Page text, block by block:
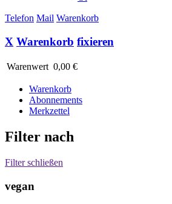
Telefon Mail Warenkorb
X Warenkorb fixieren
Warenwert 0,00 €
Warenkorb
Abonnements
Merkzettel
Filter nach
Filter schließen
vegan